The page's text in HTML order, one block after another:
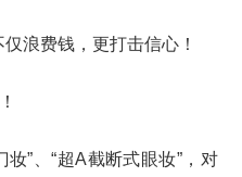
浪费钱，更打击信心！
”、“超A截断式眼妆”，对